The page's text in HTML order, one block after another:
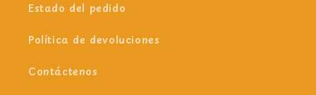
Estado del pedido
Política de devoluciones
Contáctenos